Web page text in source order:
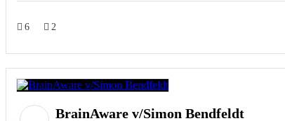
6 2
BrainAware v/Simon Bendfeldt